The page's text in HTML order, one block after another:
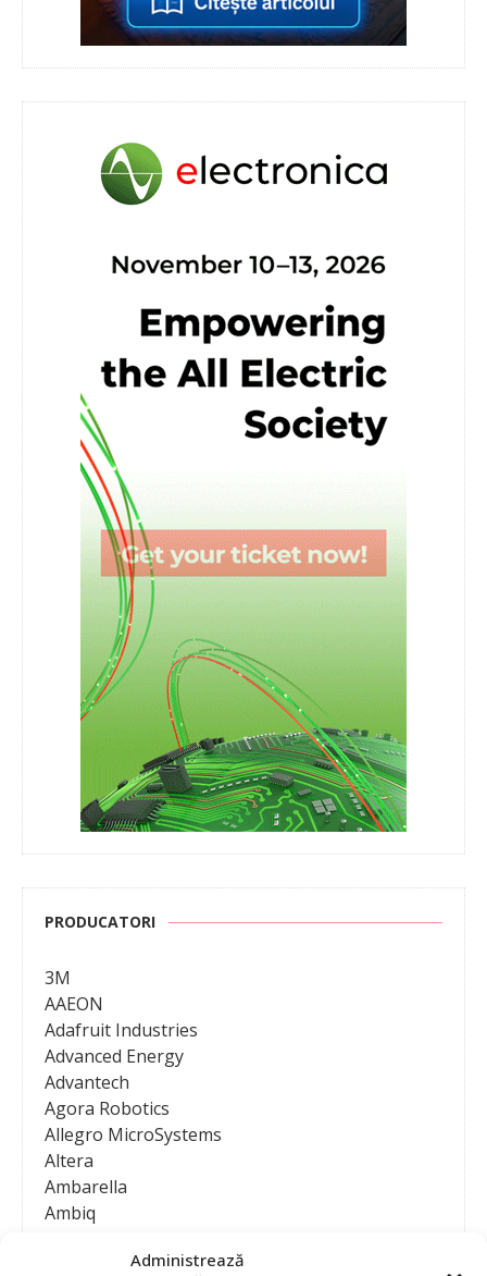
Administrează
PRODUCATORI
3M
AAEON
Adafruit Industries
Advanced Energy
Advantech
Agora Robotics
Allegro MicroSystems
Altera
Ambarella
Ambiq